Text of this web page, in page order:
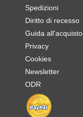
Spedizioni
Diritto di recesso
Guida all'acquisto
Privacy
Cookies
Newsletter
ODR